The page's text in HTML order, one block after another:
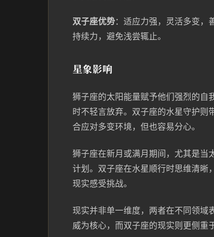
双子座优势：适应力强，灵活多变，
持续力，避免浅尝辄止。
星象影响
狮子座的太阳能量赋予他们强烈的自
时不轻言放弃。双子座的水星守护则
合应对多变环境，但也容易分心。
狮子座在新月或满月期间，尤其是当
计划。双子座在水星顺行时思维清晰
现实感受挑战。
现实并非单一维度，两者在不同领域
威为核心，而双子座的现实则更侧重